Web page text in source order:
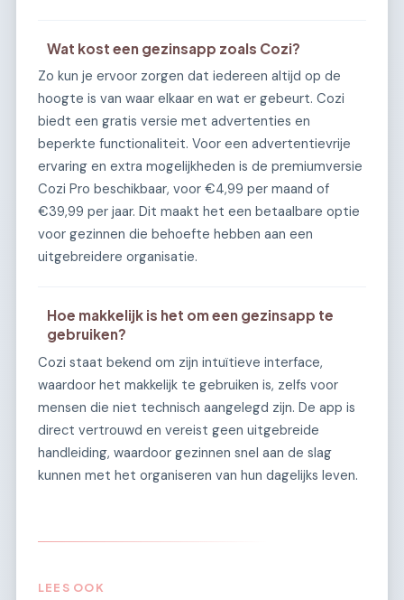
Wat kost een gezinsapp zoals Cozi?
Zo kun je ervoor zorgen dat iedereen altijd op de
hoogte is van waar elkaar en wat er gebeurt. Cozi
biedt een gratis versie met advertenties en
beperkte functionaliteit. Voor een advertentievrije
ervaring en extra mogelijkheden is de premiumversie
Cozi Pro beschikbaar, voor €4,99 per maand of
€39,99 per jaar. Dit maakt het een betaalbare optie
voor gezinnen die behoefte hebben aan een
uitgebreidere organisatie.
Hoe makkelijk is het om een gezinsapp te
gebruiken?
Cozi staat bekend om zijn intuïtieve interface,
waardoor het makkelijk te gebruiken is, zelfs voor
mensen die niet technisch aangelegd zijn. De app is
direct vertrouwd en vereist geen uitgebreide
handleiding, waardoor gezinnen snel aan de slag
kunnen met het organiseren van hun dagelijks leven.
LEES OOK